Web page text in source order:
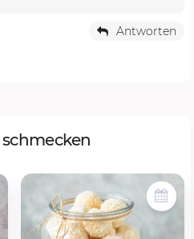
Antworten